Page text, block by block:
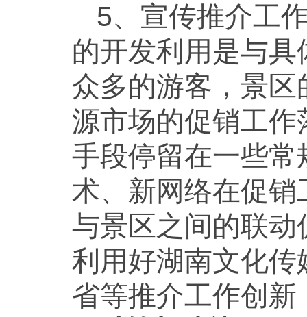
5、宣传推介工
的开发利用是与
众多的游客，景
源市场的促销工
手段停留在一些
术、新网络在促
与景区之间的联
利用好湖南文化
省等推介工作创